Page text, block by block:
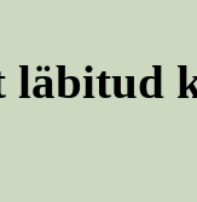
läbitud